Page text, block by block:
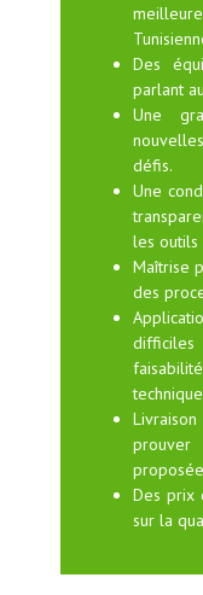
Des
parlant
Une
défis.
Une
les outils
Maîtrise
des
Des prix
sur la